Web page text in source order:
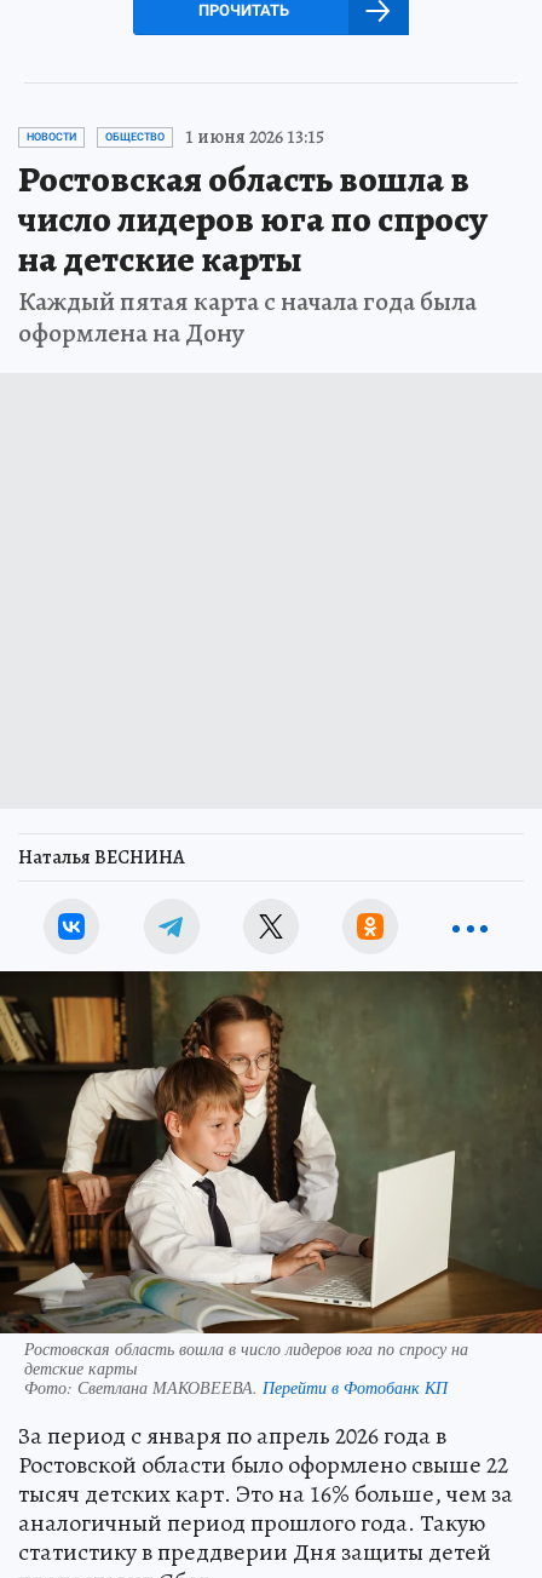
ПРОЧИТАТЬ
НОВОСТИ ОБЩЕСТВО 1 июня 2026 13:15
Ростовская область вошла в
число лидеров юга по спросу
на детские карты
Каждый пятая карта с начала года была
оформлена на Дону
Наталья ВЕСНИНА
Ростовская область вошла в число лидеров юга по спросу на
детские карты
Фото: Светлана МАКОВЕЕВА. Перейти в Фотобанк КП
За период с января по апрель 2026 года в
Ростовской области было оформлено свыше 22
тысяч детских карт. Это на 16% больше, чем за
аналогичный период прошлого года. Такую
статистику в преддверии Дня защиты детей